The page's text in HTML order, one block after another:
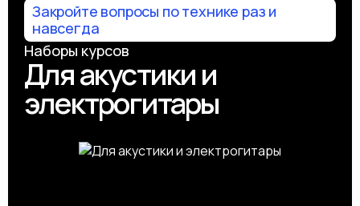
Закройте вопросы по технике раз и
навсегда
Наборы курсов
Для акустики и
электрогитары